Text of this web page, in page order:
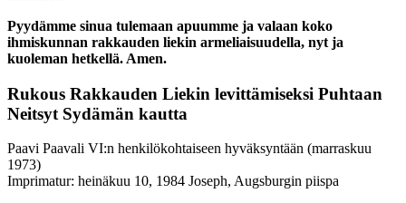
Pyydämme sinua tulemaan apuumme ja valaan koko
ihmiskunnan rakkauden liekin armeliaisuudella, nyt ja
kuoleman hetkellä. Amen.
Rukous Rakkauden Liekin levittämiseksi Puhtaan
Neitsyt Sydämän kautta
Paavi Paavali VI:n henkilökohtaiseen hyväksyntään (marraskuu
1973)
Imprimatur: heinäkuu 10, 1984 Joseph, Augsburgin piispa